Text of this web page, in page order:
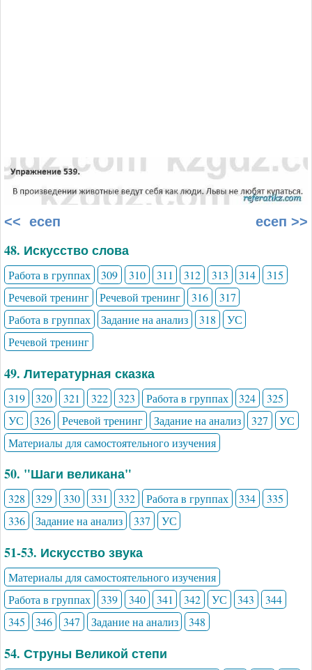
<< есеп есеп >>
48. Искусство слова
Работа в группах 309 310 311 312 313 314
315
Речевой тренинг
Речевой тренинг 316
317
Работа в группах
Задание на анализ 318
УС
Речевой тренинг
49. Литературная сказка
319 320 321 322 323 Работа в группах 324
325
УС
326 Речевой тренинг Задание на анализ 327
УС
Материалы для самостоятельного изучения
50. "Шаги великана"
328 329 330 331 332 Работа в группах 334
335
336
Задание на анализ 337 УС
51-53. Искусство звука
Материалы для самостоятельного изучения
Работа в группах
339 340 341 342 УС 343
344
345
346 347 Задание на анализ 348
54. Струны Великой степи